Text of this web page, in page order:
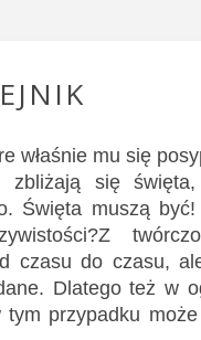
właśnie mu się
zbliżają się
Święta muszą
czasu do czasu,
Dlatego też w
tym przypadku